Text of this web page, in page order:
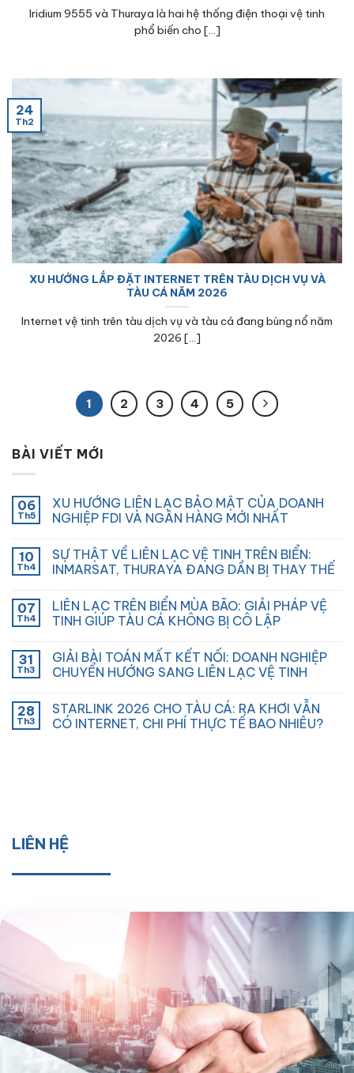
Iridium 9555 và Thuraya là hai hệ thống điện thoại vệ tinh
phổ biến cho [...]
XU HƯỚNG LẮP ĐẶT INTERNET TRÊN TÀU DỊCH VỤ VÀ
TÀU CÁ NĂM 2026
Internet vệ tinh trên tàu dịch vụ và tàu cá đang bùng nổ năm
2026 [...]
24
Th2
1 2 3 4 5
BÀI VIẾT MỚI
06
Th5
XU HƯỚNG LIÊN LẠC BẢO MẬT CỦA DOANH
NGHIỆP FDI VÀ NGÂN HÀNG MỚI NHẤT
10
Th4
SỰ THẬT VỀ LIÊN LẠC VỆ TINH TRÊN BIỂN:
INMARSAT, THURAYA ĐANG DẦN BỊ THAY THẾ
07
Th4
LIÊN LẠC TRÊN BIỂN MÙA BÃO: GIẢI PHÁP VỆ
TINH GIÚP TÀU CÁ KHÔNG BỊ CÔ LẬP
31
Th3
GIẢI BÀI TOÁN MẤT KẾT NỐI: DOANH NGHIỆP
CHUYỂN HƯỚNG SANG LIÊN LẠC VỆ TINH
28
Th3
STARLINK 2026 CHO TÀU CÁ: RA KHƠI VẪN
CÓ INTERNET, CHI PHÍ THỰC TẾ BAO NHIÊU?
LIÊN HỆ